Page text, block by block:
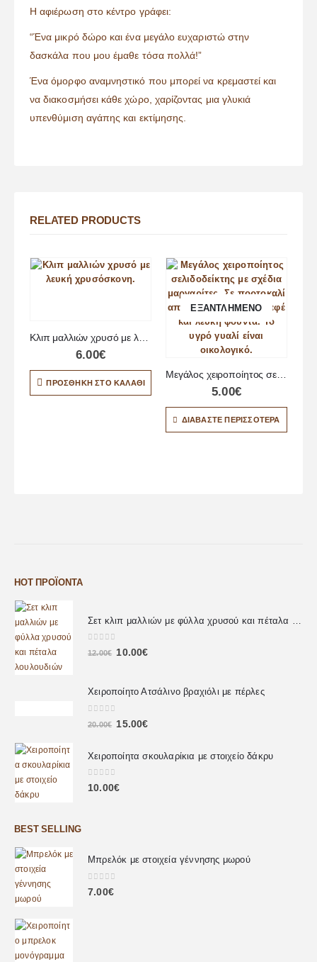
Η αφιέρωση στο κέντρο γράφει:
“Ένα μικρό δώρο και ένα μεγάλο ευχαριστώ στην
δασκάλα που μου έμαθε τόσα πολλά!”
Ένα όμορφο αναμνηστικό που μπορεί να κρεμαστεί και
να διακοσμήσει κάθε χώρο, χαρίζοντας μια γλυκιά
υπενθύμιση αγάπης και εκτίμησης.
RELATED PRODUCTS
Κλιπ μαλλιών χρυσό με λευκή χρυσόσκονη
6.00€
ΠΡΟΣΘΉΚΗ ΣΤΟ ΚΑΛΆΘΙ
ΕΞΑΝΤΛΗΜΈΝΟ
Μεγάλος χειροποίητος σελιδοδείκτης με σχέδια μαργαρίτες
5.00€
ΔΙΑΒΆΣΤΕ ΠΕΡΙΣΣΌΤΕΡΑ
HOT ΠΡΟΪΌΝΤΑ
0out of 5
12.00€ 10.00€
Χειροποίητο Ατσάλινο βραχιόλι με πέρλες
0out of 5
20.00€ 15.00€
Χειροποίητα σκουλαρίκια με στοιχείο δάκρυ
0out of 5
10.00€
BEST SELLING
Μπρελόκ με στοιχεία γέννησης μωρού
0out of 5
7.00€